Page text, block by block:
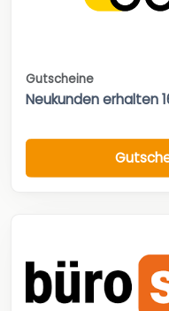
Gutscheine
Neukunden erhalten